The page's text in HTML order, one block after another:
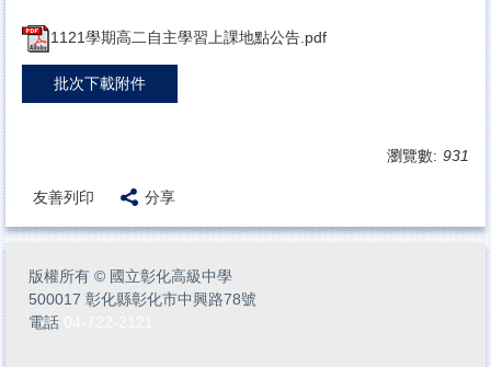
1121學期高二自主學習上課地點公告.pdf
批次下載附件
瀏覽數: 931
友善列印 分享
版權所有 © 國立彰化高級中學
500017 彰化縣彰化市中興路78號
電話